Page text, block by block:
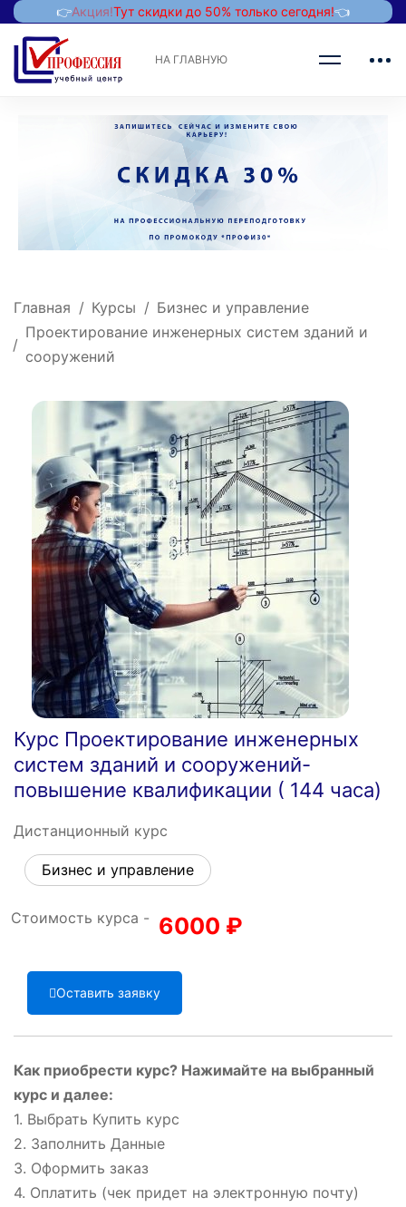
👉Акция!Тут скидки до 50% только сегодня!👈
НА ГЛАВНУЮ
Главная Курсы
Бизнес и управление
Проектирование инженерных систем зданий и
сооружений
Курс Проектирование инженерных
систем зданий и сооружений-
повышение квалификации ( 144 часа)
Дистанционный курс
Бизнес и управление
Стоимость курса - 6000 ₽
Оставить заявку
Как приобрести курс? Нажимайте на выбранный
курс и далее:
1. Выбрать Купить курс
2. Заполнить Данные
3. Оформить заказ
4. Оплатить (чек придет на электронную почту)